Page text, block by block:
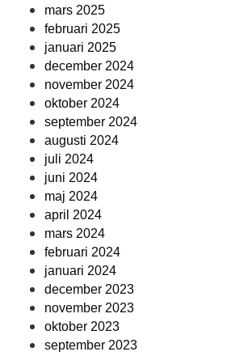
mars 2025
februari 2025
januari 2025
december 2024
november 2024
oktober 2024
september 2024
augusti 2024
juli 2024
juni 2024
maj 2024
april 2024
mars 2024
februari 2024
januari 2024
december 2023
november 2023
oktober 2023
september 2023